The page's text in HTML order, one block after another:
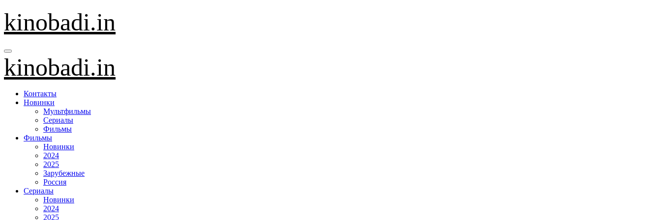
Перейти
содержанию
kinobadi.in
kinobadi.in
Контакты
Новинки
Мультфильмы
Сериалы
Фильмы
Фильмы
Новинки
2024
2025
Зарубежные
Россия
Сериалы
Новинки
2024
2025